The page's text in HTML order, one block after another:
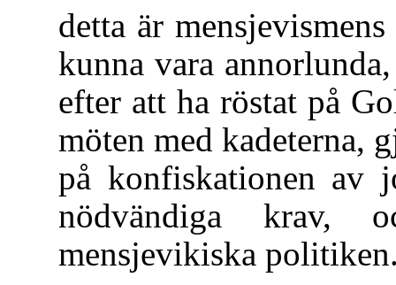
detta är
kunna vara
efter att ha röstat på
möten med kadeterna,
på konfiskationen av
nödvändiga
mensjevikiska